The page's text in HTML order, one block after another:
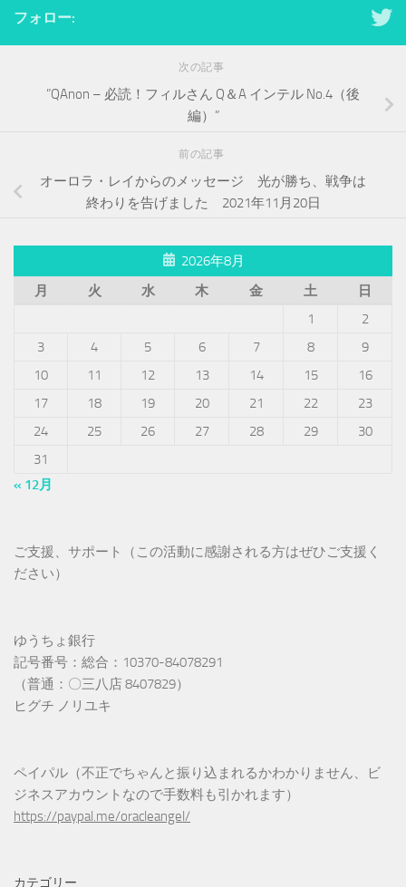
フォロー:
次の記事
”QAnon – 必読！フィルさん Q＆A インテル No.4（後
編）”
前の記事
オーロラ・レイからのメッセージ 光が勝ち、戦争は
終わりを告げました 2021年11月20日
2026年8月
月
火 水 木 金 土
日
1
2
3
4 5 6 7 8
9
10
11 12 13 14 15
16
17
18 19 20 21 22
23
24
25 26 27 28 29
30
31
« 12月
ご支援、サポート（この活動に感謝される方はぜひご支援く
ださい）
ゆうちょ銀行
記号番号：総合：10370-84078291
（普通：〇三八店 8407829）
ヒグチ ノリユキ
ペイパル（不正でちゃんと振り込まれるかわかりません、ビ
ジネスアカウントなので手数料も引かれます）
https://paypal.me/oracleangel/
カテゴリー